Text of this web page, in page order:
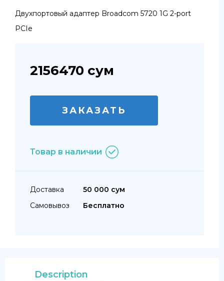
Двухпортовый адаптер Broadcom 5720 1G 2-port
PCIe
2156470 сум
ЗАКАЗАТЬ
Товар в наличии
Доставка
50 000 сум
Самовывоз
Бесплатно
Description